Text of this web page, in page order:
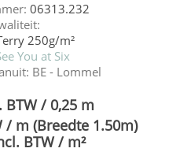
06313.232
250g/m²
You at Six
BE - Lommel
BTW / 0,25 m
/ m (Breedte 1.50m)
BTW / m²